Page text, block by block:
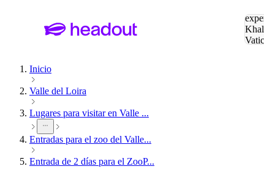
Inicio
Valle del Loira
Lugares para visitar en Valle ...
Entradas para el zoo del Valle...
Entrada de 2 días para el ZooP...